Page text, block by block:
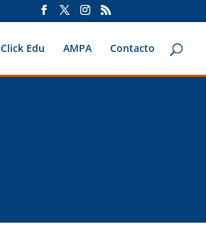
Click Edu AMPA Contacto